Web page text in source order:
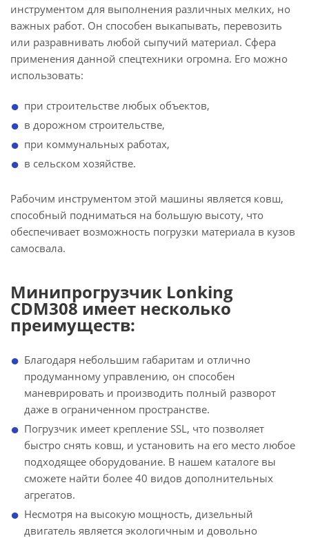
инструментом для выполнения различных мелких, но
важных работ. Он способен выкапывать, перевозить
или разравнивать любой сыпучий материал. Сфера
применения данной спецтехники огромна. Его можно
использовать:
при строительстве любых объектов,
в дорожном строительстве,
при коммунальных работах,
в сельском хозяйстве.
Рабочим инструментом этой машины является ковш,
способный подниматься на большую высоту, что
обеспечивает возможность погрузки материала в кузов
самосвала.
Минипрогрузчик Lonking
CDM308 имеет несколько
преимуществ:
Благодаря небольшим габаритам и отлично
продуманному управлению, он способен
маневрировать и производить полный разворот
даже в ограниченном пространстве.
Погрузчик имеет крепление SSL, что позволяет
быстро снять ковш, и установить на его место любое
подходящее оборудование. В нашем каталоге вы
сможете найти более 40 видов дополнительных
агрегатов.
Несмотря на высокую мощность, дизельный
двигатель является экологичным и довольно